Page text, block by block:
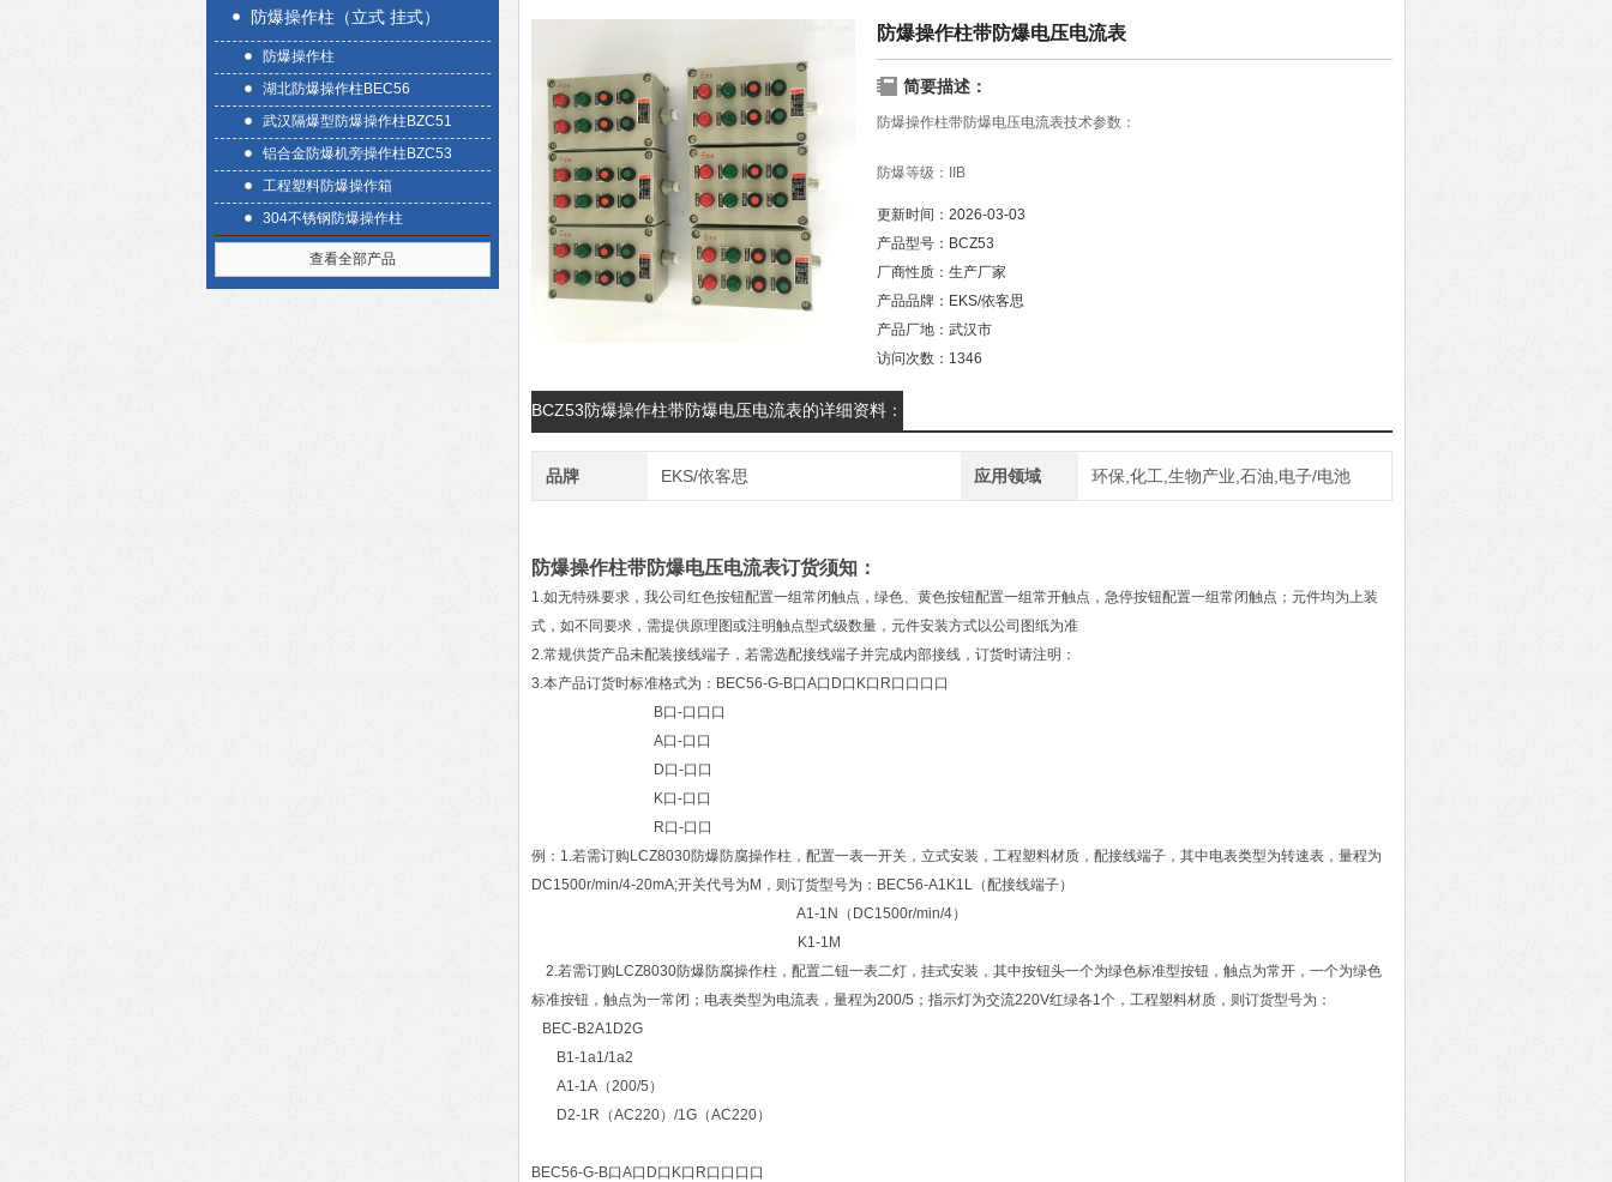
防爆操作柱（立式 挂式）
防爆操作柱
湖北防爆操作柱BEC56
武汉隔爆型防爆操作柱BZC51
铝合金防爆机旁操作柱BZC53
工程塑料防爆操作箱
304不锈钢防爆操作柱
查看全部产品
防爆操作柱带防爆电压电流表
简要描述：
防爆操作柱带防爆电压电流表技术参数：
防爆等级：IIB
防腐等级:WF1
防护等级：IP54
材质：铸铝合/304不锈钢/钢板焊接
更新时间： 2026-03-03
产品型号： BCZ53
厂商性质： 生产厂家
产品品牌： EKS/依客思
产品厂地： 武汉市
访问次数： 1346
BCZ53防爆操作柱带防爆电压电流表的详细资料：
品牌 EKS/依客思 应用领域 环保,化工,生物产业,石油,电子/电池
防爆操作柱带防爆电压电流表订货须知：
1.如无特殊要求，我公司红色按钮配置一组常闭触点，绿色、黄色按钮配置一组常开触点，急停按钮配置一组常闭触点；元件均为上装
式，如不同要求，需提供原理图或注明触点型式级数量，元件安装方式以公司图纸为准
2.常规供货产品未配装接线端子，若需选配接线端子并完成内部接线，订货时请注明：
3.本产品订货时标准格式为：BEC56-G-B口A口D口K口R口口口口
B口-口口口
A口-口口
D口-口口
K口-口口
R口-口口
例：1.若需订购LCZ8030防爆防腐操作柱，配置一表一开关，立式安装，工程塑料材质，配接线端子，其中电表类型为转速表，量程为
DC1500r/min/4-20mA;开关代号为M，则订货型号为：BEC56-A1K1L（配接线端子）
A1-1N（DC1500r/min/4）
K1-1M
2.若需订购LCZ8030防爆防腐操作柱，配置二钮一表二灯，挂式安装，其中按钮头一个为绿色标准型按钮，触点为常开，一个为绿色
标准按钮，触点为一常闭；电表类型为电流表，量程为200/5；指示灯为交流220V红绿各1个，工程塑料材质，则订货型号为：
BEC-B2A1D2G
B1-1a1/1a2
A1-1A（200/5）
D2-1R（AC220）/1G（AC220）
BEC56-G-B口A口D口K口R口口口口